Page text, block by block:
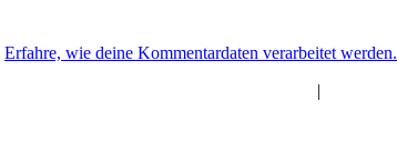
Erfahre, wie deine Kommentardaten verarbeitet werden.
|